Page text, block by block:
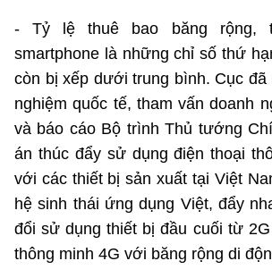
- Tỷ lệ thuê bao băng rộng,
smartphone là những chỉ số thứ
còn bị xếp dưới trung bình. Cục đã
nghiệm quốc tế, tham vấn doanh
và báo cáo Bộ trình Thủ tướng
án thúc đẩy sử dụng điện thoại
với các thiết bị sản xuất tại Việt
hệ sinh thái ứng dụng Việt, đẩy
đổi sử dụng thiết bị đầu cuối từ
thông minh 4G với băng rộng di